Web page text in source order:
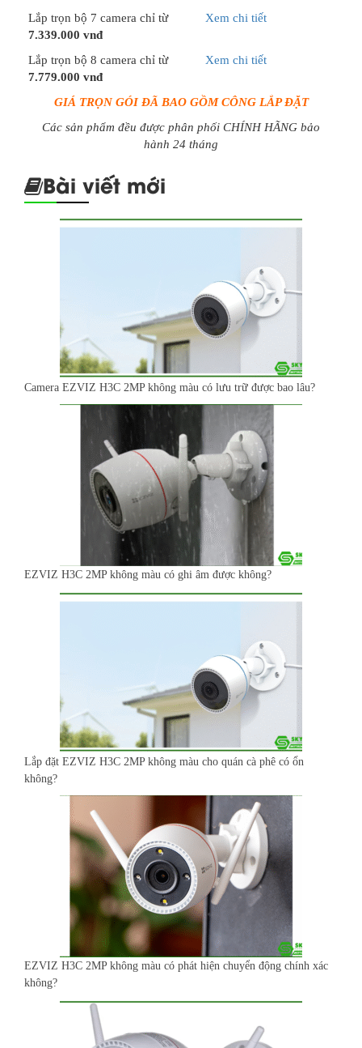
Lắp trọn bộ 7 camera chỉ từ
7.339.000 vnđ
Xem chi tiết
Lắp trọn bộ 8 camera chỉ từ
7.779.000 vnđ
Xem chi tiết
GIÁ TRỌN GÓI ĐÃ BAO GỒM CÔNG LẮP ĐẶT
Các sản phẩm đều được phân phối CHÍNH HÃNG bảo
hành 24 tháng
Bài viết mới
Camera EZVIZ H3C 2MP không màu có lưu trữ được bao lâu?
EZVIZ H3C 2MP không màu có ghi âm được không?
Lắp đặt EZVIZ H3C 2MP không màu cho quán cà phê có ổn
không?
EZVIZ H3C 2MP không màu có phát hiện chuyển động chính xác
không?